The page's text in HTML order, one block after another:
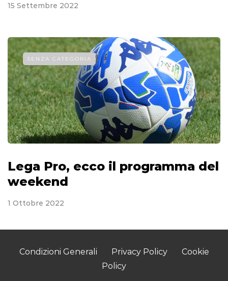
15 Settembre 2022
SENZA CATEGORIA
Lega Pro, ecco il programma del
weekend
1 Ottobre 2022
Condizioni Generali Privacy Policy
Cookie
Policy